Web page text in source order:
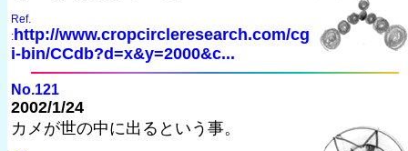
Ref.
: http://www.cropcircleresearch.com/cg
i-bin/CCdb?d=x&y=2000&c...
No.121
2002/1/24
カメが世の中に出るという事。